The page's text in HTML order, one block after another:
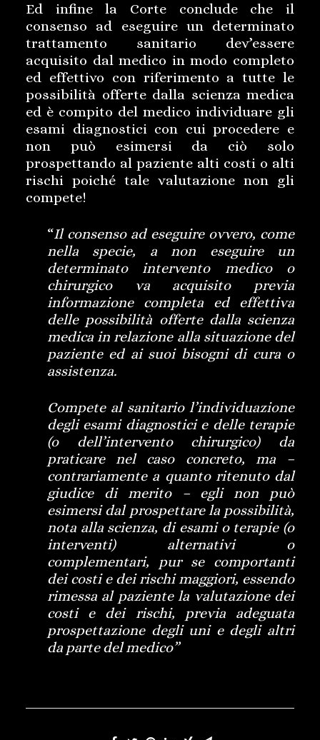
Ed infine la Corte conclude che il
consenso ad eseguire un determinato
trattamento sanitario dev’essere
acquisito dal medico in modo completo
ed effettivo con riferimento a tutte le
possibilità offerte dalla scienza medica
ed è compito del medico individuare gli
esami diagnostici con cui procedere e
non può esimersi da ciò solo
prospettando al paziente alti costi o alti
rischi poiché tale valutazione non gli
compete!
“Il consenso ad eseguire ovvero, come
nella specie, a non eseguire un
determinato intervento medico o
chirurgico va acquisito previa
informazione completa ed effettiva
delle possibilità offerte dalla scienza
medica in relazione alla situazione del
paziente ed ai suoi bisogni di cura o
assistenza.
Compete al sanitario l’individuazione
degli esami diagnostici e delle terapie
(o dell’intervento chirurgico) da
praticare nel caso concreto, ma –
contrariamente a quanto ritenuto dal
giudice di merito – egli non può
esimersi dal prospettare la possibilità,
nota alla scienza, di esami o terapie (o
interventi) alternativi o
complementari, pur se comportanti
dei costi e dei rischi maggiori, essendo
rimessa al paziente la valutazione dei
costi e dei rischi, previa adeguata
prospettazione degli uni e degli altri
da parte del medico”